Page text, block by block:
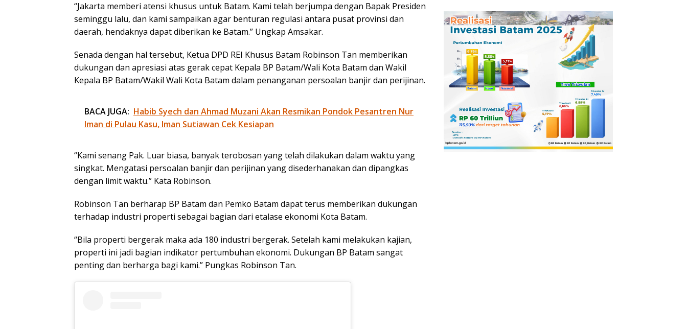
“Jakarta memberi atensi khusus untuk Batam. Kami telah berjumpa dengan Bapak Presiden
seminggu lalu, dan kami sampaikan agar benturan regulasi antara pusat provinsi dan
daerah, hendaknya dapat diberikan ke Batam.” Ungkap Amsakar.
Senada dengan hal tersebut, Ketua DPD REI Khusus Batam Robinson Tan memberikan
dukungan dan apresiasi atas gerak cepat Kepala BP Batam/Wali Kota Batam dan Wakil
Kepala BP Batam/Wakil Wali Kota Batam dalam penanganan persoalan banjir dan perijinan.
BACA JUGA: Habib Syech dan Ahmad Muzani Akan Resmikan Pondok Pesantren Nur
Iman di Pulau Kasu, Iman Sutiawan Cek Kesiapan
“Kami senang Pak. Luar biasa, banyak terobosan yang telah dilakukan dalam waktu yang
singkat. Mengatasi persoalan banjir dan perijinan yang disederhanakan dan dipangkas
dengan limit waktu.” Kata Robinson.
Robinson Tan berharap BP Batam dan Pemko Batam dapat terus memberikan dukungan
terhadap industri properti sebagai bagian dari etalase ekonomi Kota Batam.
“Bila properti bergerak maka ada 180 industri bergerak. Setelah kami melakukan kajian,
properti ini jadi bagian indikator pertumbuhan ekonomi. Dukungan BP Batam sangat
penting dan berharga bagi kami.” Pungkas Robinson Tan.
Pertamina